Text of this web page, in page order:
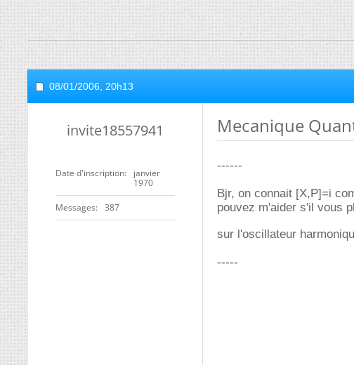
08/01/2006, 20h13
invite18557941
Date d'inscription
janvier
1970
Messages 387
Mecanique
------
Bjr, on connait [X,P]=i
pouvez m'aider s'il vous
sur l'oscillateur
-----